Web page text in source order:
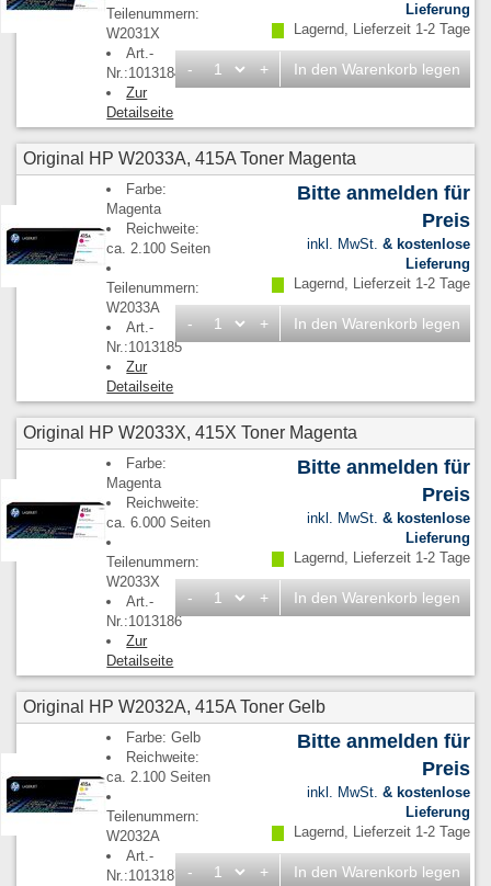
Teilenummern:
W2031X
Art.-
Nr.:1013184
Zur
Detailseite
Lieferung
Lagernd, Lieferzeit 1-2 Tage
- + In den Warenkorb legen
Original HP W2033A, 415A Toner Magenta
Farbe:
Magenta
Reichweite:
ca. 2.100 Seiten
Teilenummern:
W2033A
Art.-
Nr.:1013185
Zur
Detailseite
Bitte anmelden für
Preis
inkl. MwSt. & kostenlose
Lieferung
Lagernd, Lieferzeit 1-2 Tage
- + In den Warenkorb legen
Original HP W2033X, 415X Toner Magenta
Farbe:
Magenta
Reichweite:
ca. 6.000 Seiten
Teilenummern:
W2033X
Art.-
Nr.:1013186
Zur
Detailseite
Bitte anmelden für
Preis
inkl. MwSt. & kostenlose
Lieferung
Lagernd, Lieferzeit 1-2 Tage
- + In den Warenkorb legen
Original HP W2032A, 415A Toner Gelb
Farbe: Gelb
Reichweite:
ca. 2.100 Seiten
Teilenummern:
W2032A
Art.-
Nr.:1013187
Bitte anmelden für
Preis
inkl. MwSt. & kostenlose
Lieferung
Lagernd, Lieferzeit 1-2 Tage
- + In den Warenkorb legen